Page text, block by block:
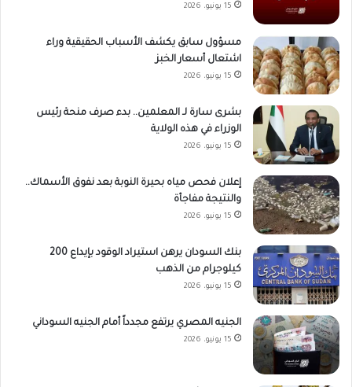
15 يونيو، 2026
مسؤول سابق يكشف الأسباب الحقيقية وراء
اشتعال أسعار الخبز
15 يونيو، 2026
بشرى سارة لـ المعلمين.. بدء صرف منحة رئيس
الوزراء في هذه الولاية
15 يونيو، 2026
إعلان فحص مياه بحيرة النوبة بعد نفوق الأسماك..
والنتيجة مفاجأة
15 يونيو، 2026
بنك السودان يرهن استيراد الوقود بإيداع 200
كيلوجرام من الذهب
15 يونيو، 2026
الجنيه المصري يرتفع مجدداً أمام الجنيه السوداني
15 يونيو، 2026